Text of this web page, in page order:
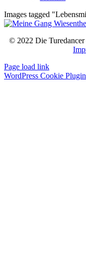
Images tagged
© 2022 Die
Page load link
WordPress Cookie